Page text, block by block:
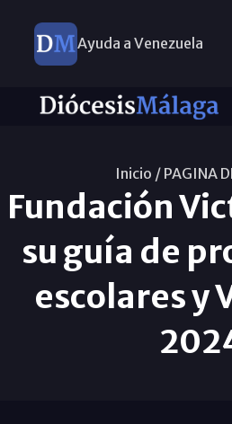
Ayuda a Venezuela
Inicio / PAGINA
Fundación
su guía de
escolares y